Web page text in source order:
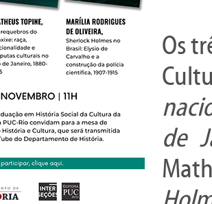
Os
de